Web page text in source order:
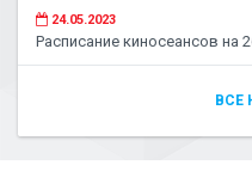
24.05.2023
Расписание киносеансов на
ВСЕ